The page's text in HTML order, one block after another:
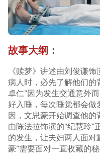
故事大纲：
《赎梦》讲述由刘俊谦
病人时，必先了解他们的
卓仁”因为发生交通意外
好入睡，每次睡觉都会做
因，文思豪开始调查他的
由陈法拉饰演的“纪慧玲
的发生，让夫妇两人面对
豪”需要面对一直收藏的